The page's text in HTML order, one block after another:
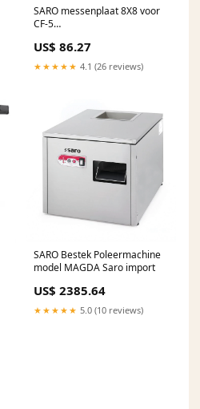
SARO messenplaat 8X8 voor
CF-5
generator
US$ 86.27
★★★★★ 4.1 (26 reviews)
SARO Bestek Poleermachine
model MAGDA Saro import
US$ 2385.64
★★★★★ 5.0 (10 reviews)